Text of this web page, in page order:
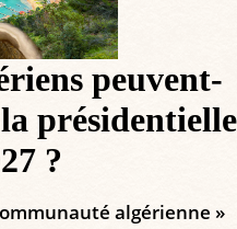
peuvent-
présidentielle
?
algérienne »